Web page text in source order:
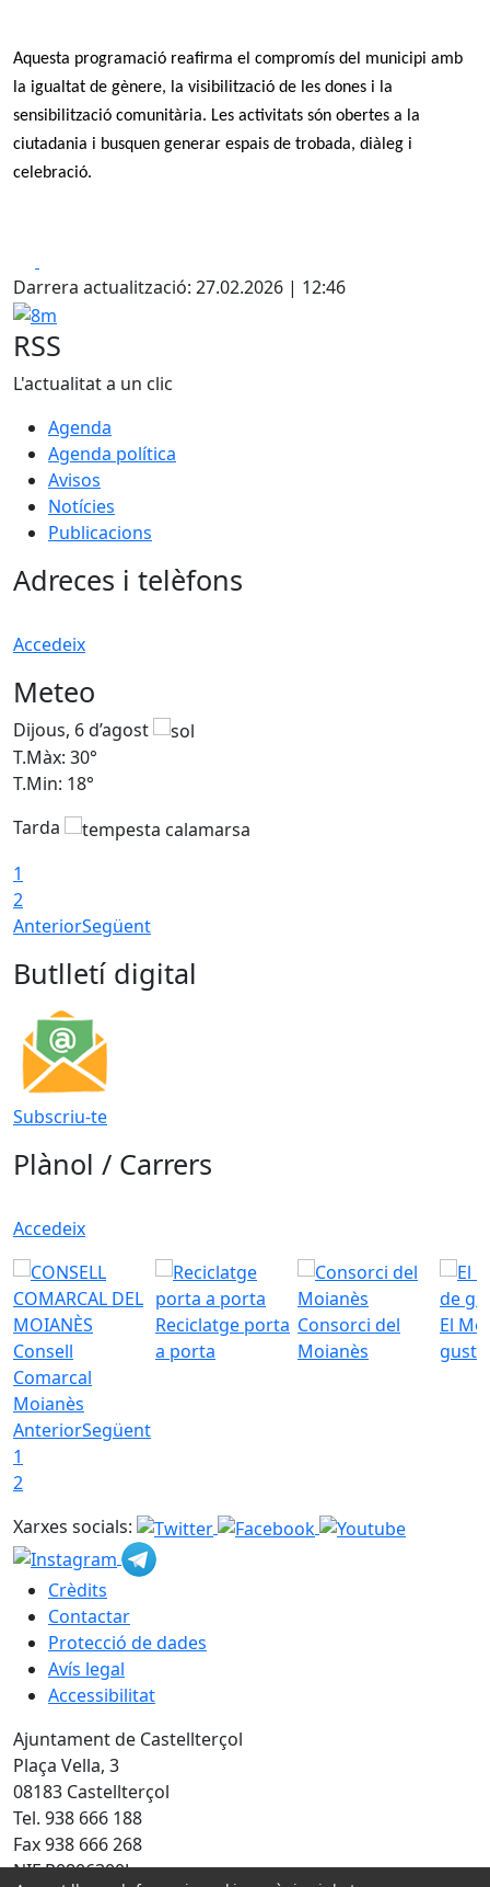
Aquesta programació reafirma el compromís del municipi amb
la igualtat de gènere, la visibilització de les dones i la
sensibilització comunitària. Les activitats són obertes a la
ciutadania i busquen generar espais de trobada, diàleg i
celebració.
Darrera actualització: 27.02.2026 | 12:46
8m
RSS
L'actualitat a un clic
Agenda
Agenda política
Avisos
Notícies
Publicacions
Adreces i telèfons
Accedeix
Meteo
Dijous, 6 d’agost
T.Màx: 30°
T.Min: 18°
Tarda
1
2
AnteriorSegüent
Butlletí digital
Subscriu-te
Plànol / Carrers
Accedeix
Consell
Comarcal
Moianès
Reciclatge porta
a porta
Consorci del
Moianès
El
gust
AnteriorSegüent
1
2
Xarxes socials:
Crèdits
Contactar
Protecció de dades
Avís legal
Accessibilitat
Ajuntament de Castellterçol
Plaça Vella, 3
08183 Castellterçol
Tel. 938 666 188
Fax 938 666 268
NIF P0806300J